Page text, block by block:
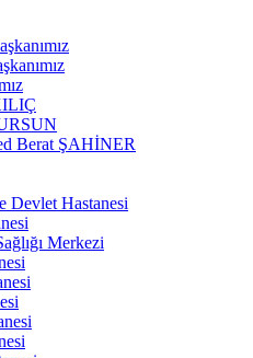
Berat ŞAHİNER
Devlet Hastanesi
Merkezi